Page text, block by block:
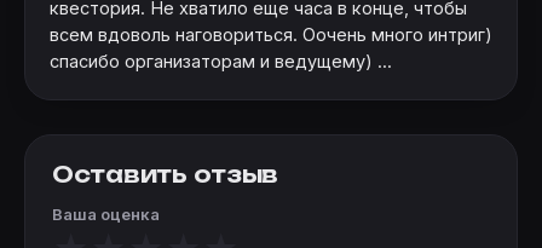
квестория. Не хватило еще часа в конце, чтобы
всем вдоволь наговориться. Оочень много интриг)
спасибо организаторам и ведущему) ...
Оставить отзыв
Ваша оценка